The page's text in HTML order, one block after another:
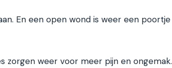
En een open wond is weer een poortje
zorgen weer voor meer pijn en ongemak.